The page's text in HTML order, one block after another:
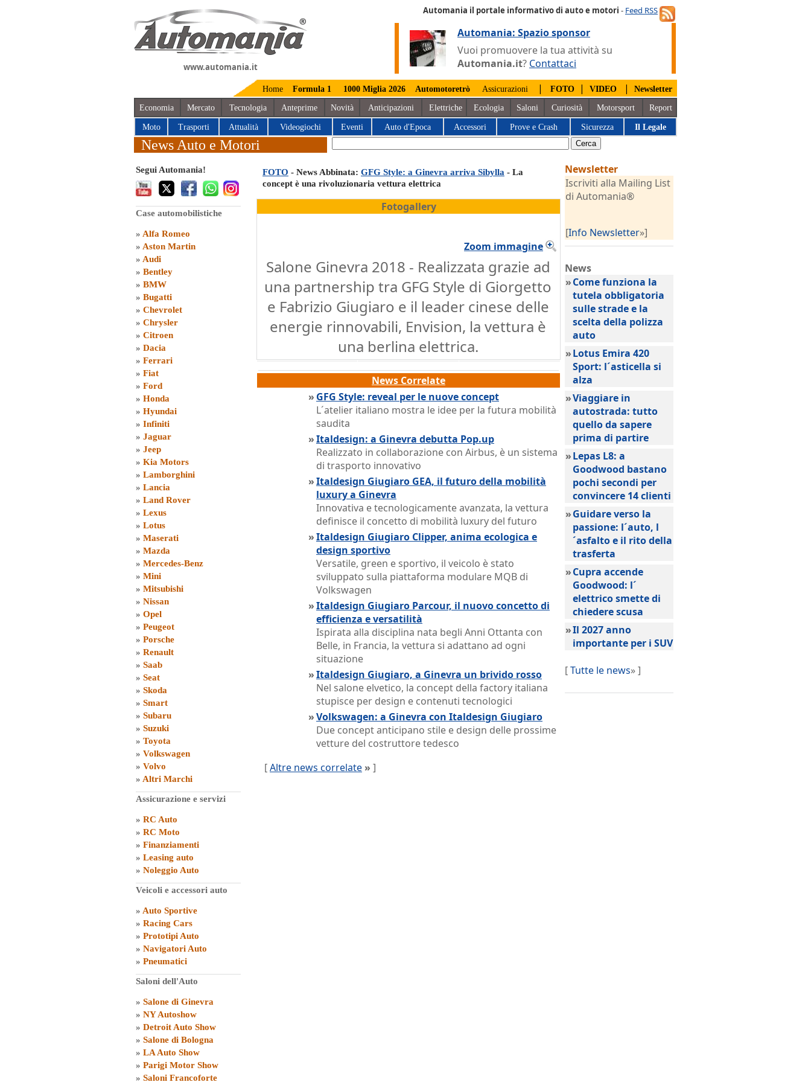
www.automania.it
Automania il portale informativo di auto e motori - Feed RSS
Automania: Spazio sponsor
Vuoi promuovere la tua attività su
Automania.it? Contattaci
Home Formula 1 1000 Miglia 2026 Automotoretrò Assicurazioni | FOTO | VIDEO | Newsletter
Economia Mercato Tecnologia Anteprime Novità Anticipazioni Elettriche Ecologia Saloni Curiosità Motorsport Report
Moto Trasporti Attualità Videogiochi Eventi Auto d'Epoca Accessori Prove e Crash Sicurezza Il Legale
News Auto e Motori
Segui Automania!
Case automobilistiche
» Alfa Romeo
» Aston Martin
» Audi
» Bentley
» BMW
» Bugatti
» Chevrolet
» Chrysler
» Citroen
» Dacia
» Ferrari
» Fiat
» Ford
» Honda
» Hyundai
» Infiniti
» Jaguar
» Jeep
» Kia Motors
» Lamborghini
» Lancia
» Land Rover
» Lexus
» Lotus
» Maserati
» Mazda
» Mercedes-Benz
» Mini
» Mitsubishi
» Nissan
» Opel
» Peugeot
» Porsche
» Renault
» Saab
» Seat
» Skoda
» Smart
» Subaru
» Suzuki
» Toyota
» Volkswagen
» Volvo
» Altri Marchi
Assicurazione e servizi
» RC Auto
» RC Moto
» Finanziamenti
» Leasing auto
» Noleggio Auto
Veicoli e accessori auto
» Auto Sportive
» Racing Cars
» Prototipi Auto
» Navigatori Auto
» Pneumatici
Saloni dell'Auto
» Salone di Ginevra
» NY Autoshow
» Detroit Auto Show
» Salone di Bologna
» LA Auto Show
» Parigi Motor Show
» Saloni Francoforte
FOTO - News Abbinata: GFG Style: a Ginevra arriva Sibylla - La
concept è una rivoluzionaria vettura elettrica
Fotogallery
Zoom immagine
Salone Ginevra 2018 - Realizzata grazie ad
una partnership tra GFG Style di Giorgetto
e Fabrizio Giugiaro e il leader cinese delle
energie rinnovabili, Envision, la vettura è
una berlina elettrica.
News Correlate
» GFG Style: reveal per le nuove concept
L´atelier italiano mostra le idee per la futura mobilità
saudita
»Italdesign: a Ginevra debutta Pop.up
Realizzato in collaborazione con Airbus, è un sistema
di trasporto innovativo
»Italdesign Giugiaro GEA, il futuro della mobilità
luxury a Ginevra
Innovativa e tecnologicamente avanzata, la vettura
definisce il concetto di mobilità luxury del futuro
»Italdesign Giugiaro Clipper, anima ecologica e
design sportivo
Versatile, green e sportivo, il veicolo è stato
sviluppato sulla piattaforma modulare MQB di
Volkswagen
»Italdesign Giugiaro Parcour, il nuovo concetto di
efficienza e versatilità
Ispirata alla disciplina nata begli Anni Ottanta con
Belle, in Francia, la vettura si adattano ad ogni
situazione
»Italdesign Giugiaro, a Ginevra un brivido rosso
Nel salone elvetico, la concept della factory italiana
stupisce per design e contenuti tecnologici
»Volkswagen: a Ginevra con Italdesign Giugiaro
Due concept anticipano stile e design delle prossime
vetture del costruttore tedesco
[Altre news correlate » ]
Newsletter
Iscriviti alla Mailing List
di Automania®
[Info Newsletter»]
News
»Come funziona la
tutela obbligatoria
sulle strade e la
scelta della polizza
auto
»Lotus Emira 420
Sport: l´asticella si
alza
»Viaggiare in
autostrada: tutto
quello da sapere
prima di partire
»Lepas L8: a
Goodwood bastano
pochi secondi per
convincere 14 clienti
»Guidare verso la
passione: l´auto, l
´asfalto e il rito della
trasferta
»Cupra accende
Goodwood: l´
elettrico smette di
chiedere scusa
»Il 2027 anno
importante per i SUV
[Tutte le news» ]